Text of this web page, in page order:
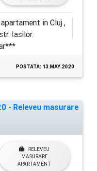
in Cluj ,
Iasilor.
POSTATA: 13.MAY.2020
- Releveu masurare
RELEVEU
MASURARE
APARTAMENT